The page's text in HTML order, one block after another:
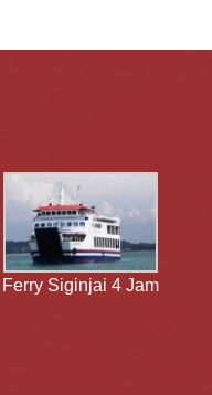
Ferry Siginjai 4 Jam